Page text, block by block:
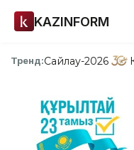
KAZINFORM
Тренд:Сайлау-2026